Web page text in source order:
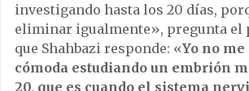
investigando hasta los 20 días,
eliminar igualmente», pregunta el
que Shahbazi responde: «Yo no
cómoda estudiando un embrión
20, que es cuando el sistema